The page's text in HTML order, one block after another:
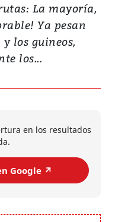
La mayoría,
Ya pesan
los guineos,
los...
en los resultados
Google ↗️